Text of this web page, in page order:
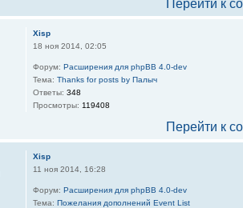
Перейти к
Xisp
18 ноя 2014, 02:05
Форум:Расширения для phpBB 4.0-dev
Тема:Thanks for posts by Палыч
Ответы:348
Просмотры: 119408
Перейти к
Xisp
11 ноя 2014, 16:28
Форум:Расширения для phpBB 4.0-dev
Тема:Пожелания дополнений Event List